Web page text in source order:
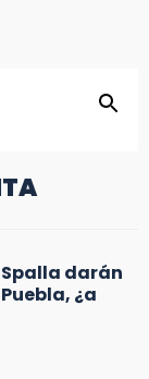
darán
¿a